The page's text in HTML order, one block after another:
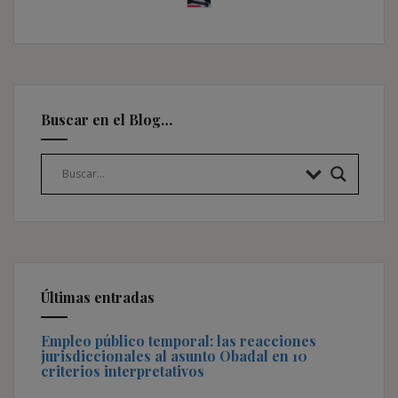
Buscar en el Blog…
Últimas entradas
Empleo público temporal: las reacciones
jurisdiccionales al asunto Obadal en 10
criterios interpretativos